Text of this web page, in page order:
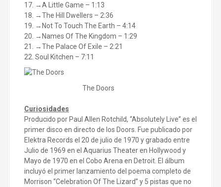
17. →A Little Game – 1:13
18. →The Hill Dwellers – 2:36
19. →Not To Touch The Earth – 4:14
20. →Names Of The Kingdom – 1:29
21. →The Palace Of Exile – 2:21
22. Soul Kitchen – 7:11
The Doors
Curiosidades
Producido por Paul Allen Rotchild, “Absolutely Live” es el
primer disco en directo de los Doors. Fue publicado por
Elektra Records el 20 de julio de 1970 y grabado entre
Julio de 1969 en el Aquarius Theater en Hollywood y
Mayo de 1970 en el Cobo Arena en Detroit. El álbum
incluyó el primer lanzamiento del poema completo de
Morrison “Celebration Of The Lizard” y 5 pistas que no